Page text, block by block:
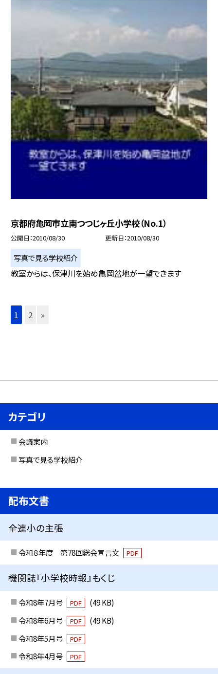
京都府亀岡市立南つつじヶ丘小学校（No.1）
公開日 2010/08/30 更新日 2010/08/30
写真で見る学校紹介
教室からは、保津川を始め亀岡盆地が一望できます
1 2 »
カテゴリ
会議案内
写真で見る学校紹介
配布文書
全連小の主張
令和８年度 第78回総会宣言文 PDF
機関誌『小学校時報』もくじ
令和8年7月号 PDF
(49 KB)
令和8年6月号
PDF
(49 KB)
令和8年5月号
PDF
令和8年4月号 PDF